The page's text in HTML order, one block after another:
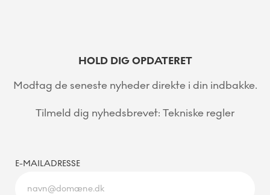
HOLD DIG OPDATERET
Modtag de seneste nyheder direkte i din indbakke.
Tilmeld dig nyhedsbrevet: Tekniske regler
E-MAILADRESSE